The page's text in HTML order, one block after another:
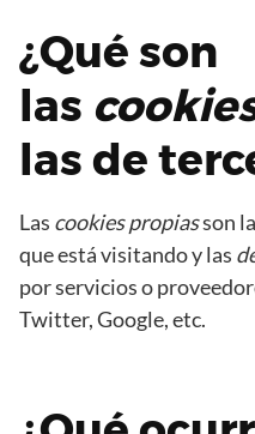
¿Qué son
las
las de
Las cookies propiasson
que está visitando y las
por servicios o
Twitter, Google, etc.